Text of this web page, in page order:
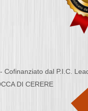
dal P.I.C.
DI CERERE